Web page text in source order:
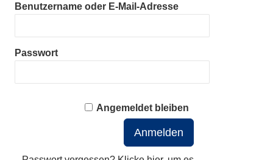
Benutzername oder E-Mail-Adresse
Passwort
Angemeldet bleiben